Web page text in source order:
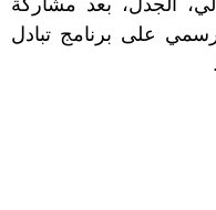
على برنامج تبادل